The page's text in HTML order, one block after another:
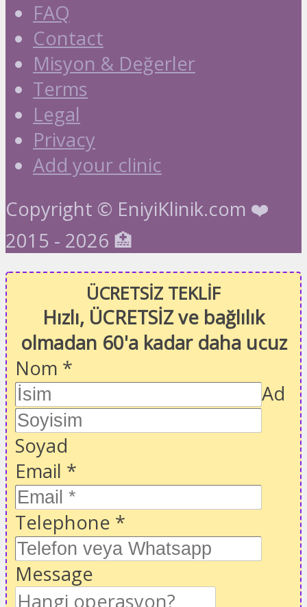
FAQ
Contact
Misyon & Değerler
Terms
Legal
Privacy
Add your clinic
Copyright © EniyiKlinik.com ❤️
2015 - 2026 🏥
ÜCRETSİZ TEKLİF
Hızlı, ÜCRETSİZ ve bağlılık
olmadan 60'a kadar daha ucuz
Nom *
Ad
Soyad
Email *
Telephone *
Message